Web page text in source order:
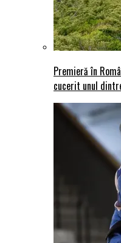
Premieră în
cucerit unul